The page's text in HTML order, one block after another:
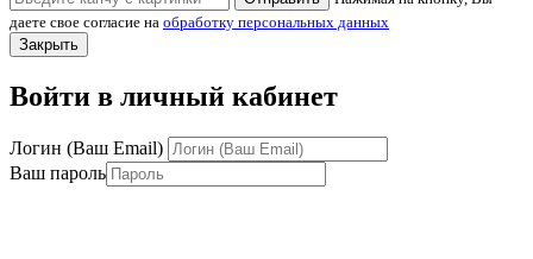
даете свое согласие на обработку персональных данных
Закрыть
Войти в личный кабинет
Логин (Ваш Email)
Ваш пароль